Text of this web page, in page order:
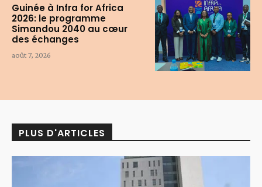
Guinée à Infra for Africa
2026: le programme
Simandou 2040 au cœur
des échanges
août 7, 2026
PLUS D'ARTICLES